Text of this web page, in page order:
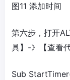
图11 添加时间
第六步，打开
具】-》【查看
Sub